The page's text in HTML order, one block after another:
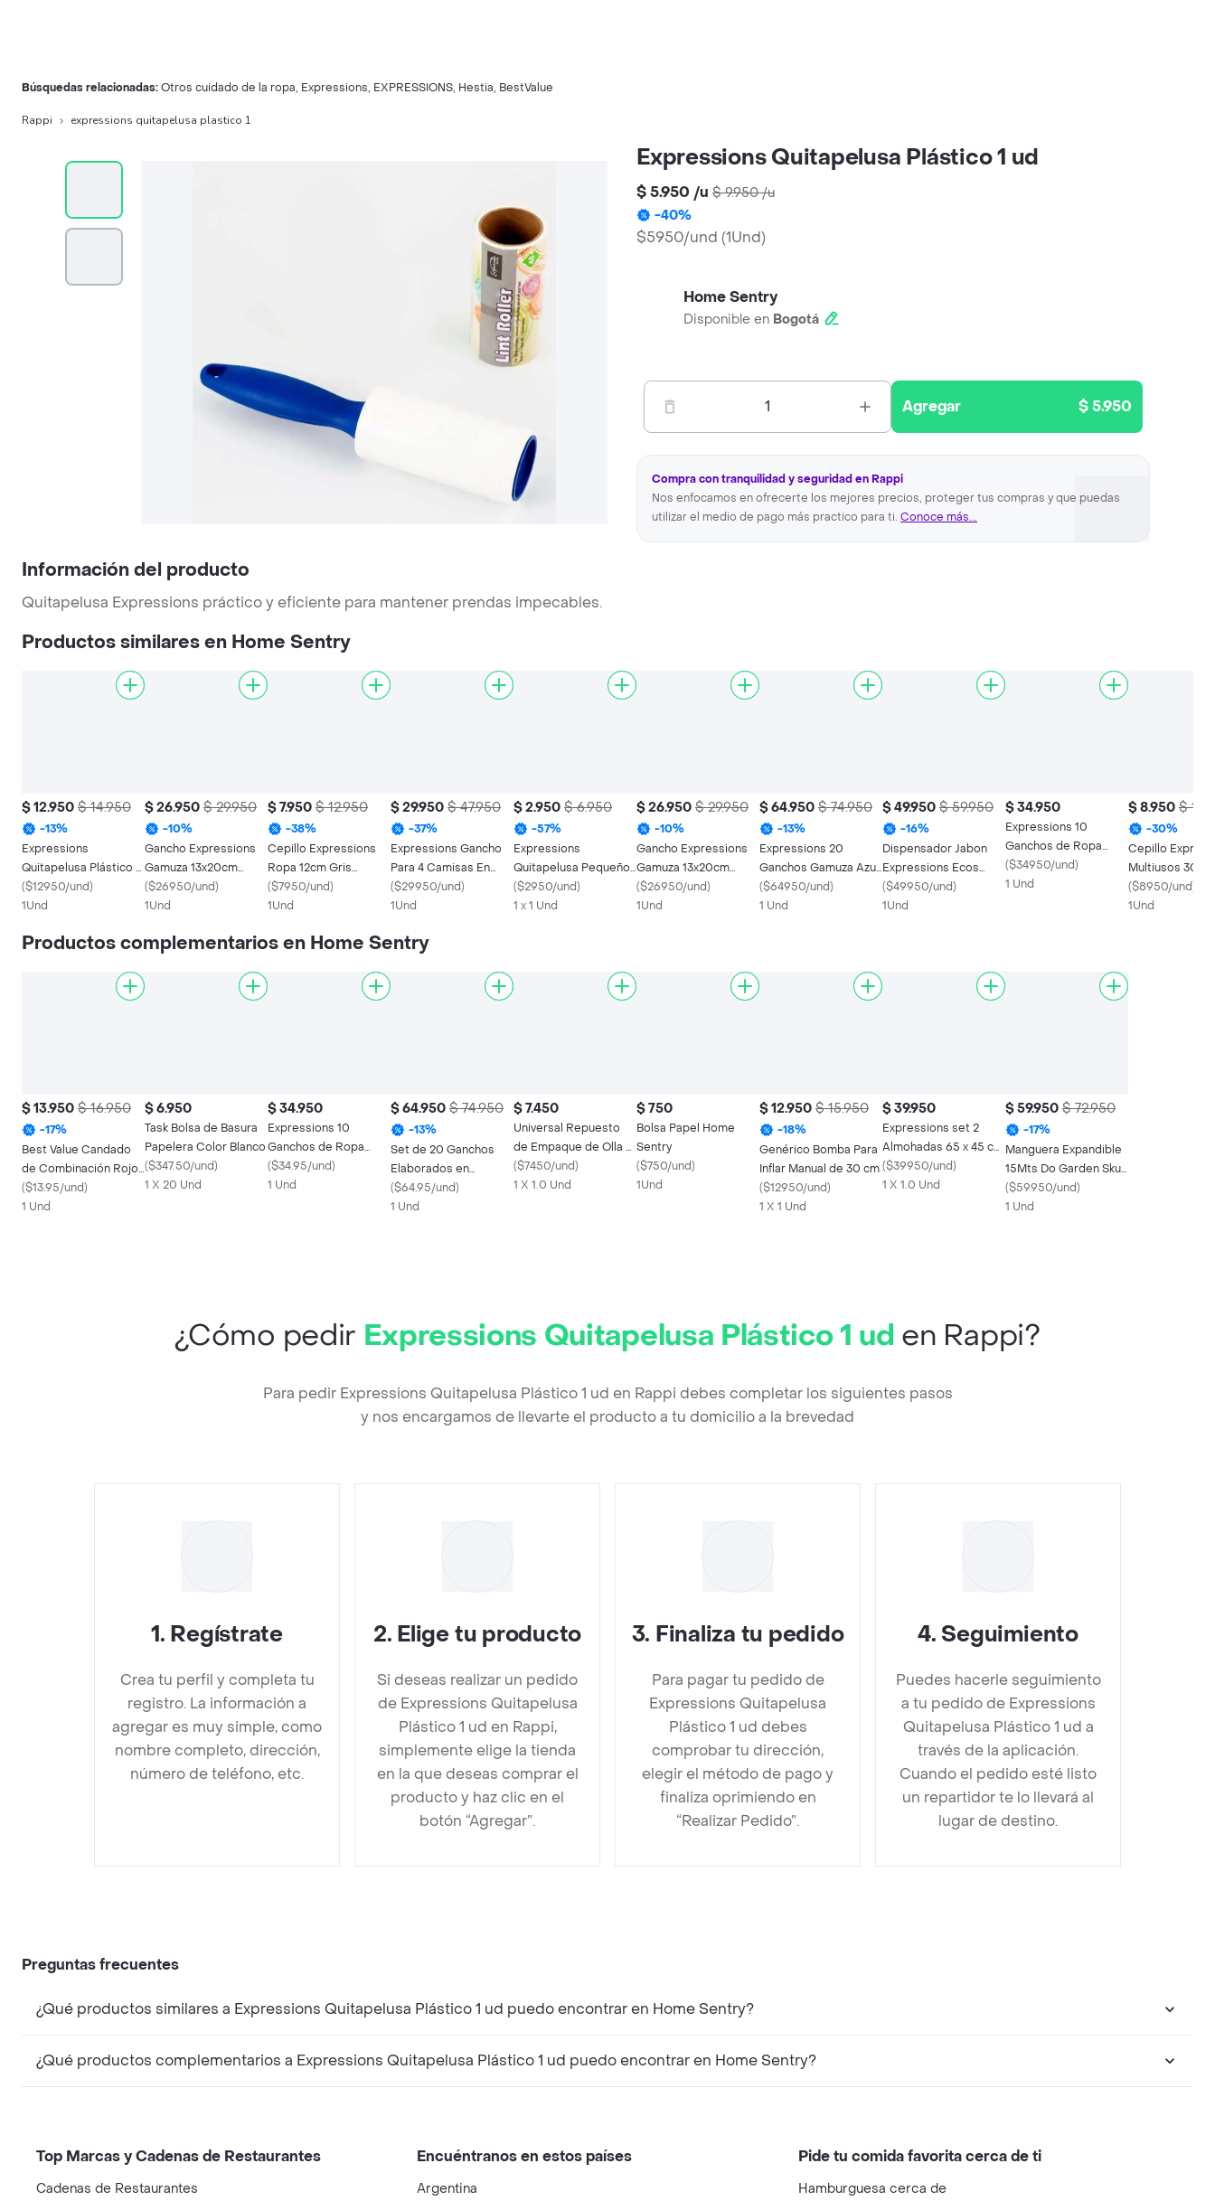
Búsquedas relacionadas:Otros cuidado de la ropa, Expressions, EXPRESSIONS, Hestia, BestValue
Rappi expressions quitapelusa plastico 1
Expressions Quitapelusa Plástico 1 ud
$ 5.950 /u $ 9.950/u
-40%
$5950/und (1Und)
Home Sentry
Disponible en Bogotá
1 Agregar $ 5.950
Compra con tranquilidad y seguridad en Rappi
Nos enfocamos en ofrecerte los mejores precios, proteger tus compras y que puedas
utilizar el medio de pago más practico para ti. Conoce más...
Información del producto
Quitapelusa Expressions práctico y eficiente para mantener prendas impecables.
Productos similares en Home Sentry
$ 12.950 $ 14.950
-13%
Expressions
Quitapelusa Plástico 2
Repuestos
($12950/und)
1Und
$ 26.950 $ 29.950
-10%
Gancho Expressions
Gamuza 13x20cm
Marfil 10 Ud
($26950/und)
1Und
$ 7.950 $ 12.950
-38%
Cepillo Expressions
Ropa 12cm Gris
Plastico
($7950/und)
1Und
$ 29.950 $ 47.950
-37%
Expressions Gancho
Para 4 Camisas En
Madera
($29950/und)
1Und
$ 2.950 $ 6.950
-57%
Expressions
Quitapelusa Pequeño
con Repuesto
($2950/und)
1 x 1 Und
$ 26.950 $ 29.950
-10%
Gancho Expressions
Gamuza 13x20cm
Rosa Palido 10 Ud
($26950/und)
1Und
$ 64.950 $ 74.950
-13%
Expressions 20
Ganchos Gamuza Azul
Mediterráneo
($64950/und)
1 Und
$ 49.950 $ 59.950
-16%
Dispensador Jabon
Expressions Ecos
Plastico
($49950/und)
1Und
$ 34.950
Expressions 10
Ganchos de Ropa
Metalizado 101M
($34950/und)
1 Und
$ 8.950 $
-30%
Cepillo
Multiusos 30cm
Blanco Bambu
($8950/und)
1Und
Productos complementarios en Home Sentry
$ 13.950 $ 16.950
-17%
Best Value Candado
de Combinación Rojo
Rectangular 16691R
($13.95/und)
1 Und
$ 6.950
Task Bolsa de Basura
Papelera Color Blanco
($347.50/und)
1 X 20 Und
$ 34.950
Expressions 10
Ganchos de Ropa
Blanco 101
($34.95/und)
1 Und
$ 64.950 $ 74.950
-13%
Set de 20 Ganchos
Elaborados en
Aluminio Resistente.
Tienen Acabado
Cinturones. Diez Son
Resistentes.
Modernos.
($64.95/und)
1 Und
$ 7.450
Universal Repuesto
de Empaque de Olla 3
a 6 L 23423
($7450/und)
1 X 1.0 Und
$ 750
Bolsa Papel Home
Sentry
($750/und)
1Und
$ 12.950 $ 15.950
-18%
Genérico Bomba Para
Inflar Manual de 30 cm
($12950/und)
1 X 1 Und
$ 39.950
Expressions set 2
Almohadas 65 x 45 cm
Soporte suave
($39950/und)
1 X 1.0 Und
$ 59.950 $ 72.950
-17%
Manguera Expandible
15Mts Do Garden Sku
189888.
($59950/und)
1 Und
¿Cómo pedir Expressions Quitapelusa Plástico 1 ud en Rappi?
Para pedir Expressions Quitapelusa Plástico 1 ud en Rappi debes completar los siguientes pasos
y nos encargamos de llevarte el producto a tu domicilio a la brevedad
1. Regístrate
Crea tu perfil y completa tu
registro. La información a
agregar es muy simple, como
nombre completo, dirección,
número de teléfono, etc.
2. Elige tu producto
Si deseas realizar un pedido
de Expressions Quitapelusa
Plástico 1 ud en Rappi,
simplemente elige la tienda
en la que deseas comprar el
producto y haz clic en el
botón “Agregar”.
3. Finaliza tu pedido
Para pagar tu pedido de
Expressions Quitapelusa
Plástico 1 ud debes
comprobar tu dirección,
elegir el método de pago y
finaliza oprimiendo en
“Realizar Pedido”.
4. Seguimiento
Puedes hacerle seguimiento
a tu pedido de Expressions
Quitapelusa Plástico 1 ud a
través de la aplicación.
Cuando el pedido esté listo
un repartidor te lo llevará al
lugar de destino.
Preguntas frecuentes
¿Qué productos similares a Expressions Quitapelusa Plástico 1 ud puedo encontrar en Home Sentry?
¿Qué productos complementarios a Expressions Quitapelusa Plástico 1 ud puedo encontrar en Home Sentry?
Top Marcas y Cadenas de Restaurantes
Cadenas de Restaurantes
Encuéntranos en estos países
Argentina
Pide tu comida favorita cerca de ti
Hamburguesa cerca de